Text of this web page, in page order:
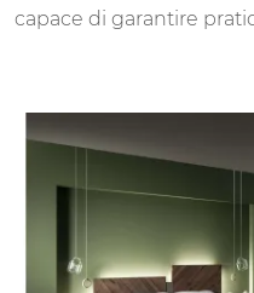
capace di garantire